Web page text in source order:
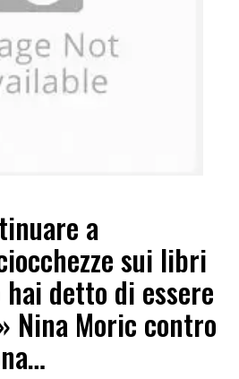
a
sui libri
hai detto di essere
Nina Moric contro